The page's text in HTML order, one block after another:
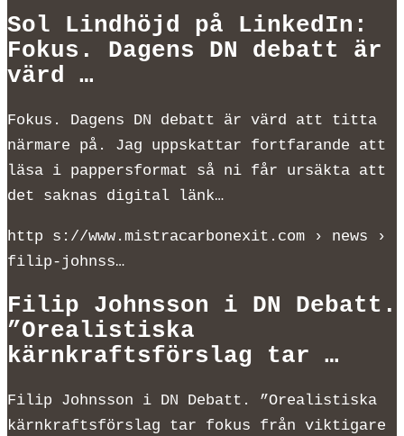
Sol Lindhöjd på LinkedIn:
Fokus. Dagens DN debatt är
värd …
Fokus. Dagens DN debatt är värd att titta
närmare på. Jag uppskattar fortfarande att
läsa i pappersformat så ni får ursäkta att
det saknas digital länk…
http s://www.mistracarbonexit.com › news ›
filip-johnss…
Filip Johnsson i DN Debatt.
”Orealistiska
kärnkraftsförslag tar …
Filip Johnsson i DN Debatt. ”Orealistiska
kärnkraftsförslag tar fokus från viktigare